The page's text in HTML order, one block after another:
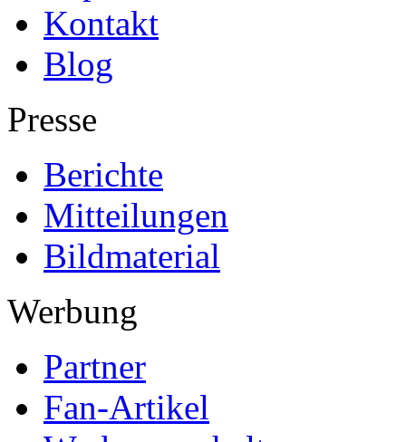
Kontakt
Blog
Presse
Berichte
Mitteilungen
Bildmaterial
Werbung
Partner
Fan-Artikel